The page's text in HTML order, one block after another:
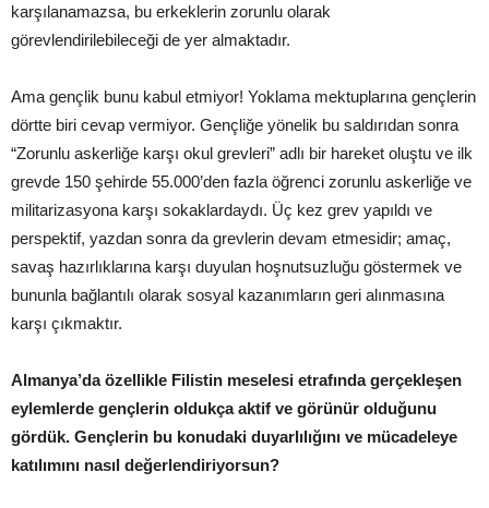
karşılanamazsa, bu erkeklerin zorunlu olarak
görevlendirilebileceği de yer almaktadır.
Ama gençlik bunu kabul etmiyor! Yoklama mektuplarına gençlerin
dörtte biri cevap vermiyor. Gençliğe yönelik bu saldırıdan sonra
“Zorunlu askerliğe karşı okul grevleri” adlı bir hareket oluştu ve ilk
grevde 150 şehirde 55.000’den fazla öğrenci zorunlu askerliğe ve
militarizasyona karşı sokaklardaydı. Üç kez grev yapıldı ve
perspektif, yazdan sonra da grevlerin devam etmesidir; amaç,
savaş hazırlıklarına karşı duyulan hoşnutsuzluğu göstermek ve
bununla bağlantılı olarak sosyal kazanımların geri alınmasına
karşı çıkmaktır.
Almanya’da özellikle Filistin meselesi etrafında gerçekleşen
eylemlerde gençlerin oldukça aktif ve görünür olduğunu
gördük. Gençlerin bu konudaki duyarlılığını ve mücadeleye
katılımını nasıl değerlendiriyorsun?